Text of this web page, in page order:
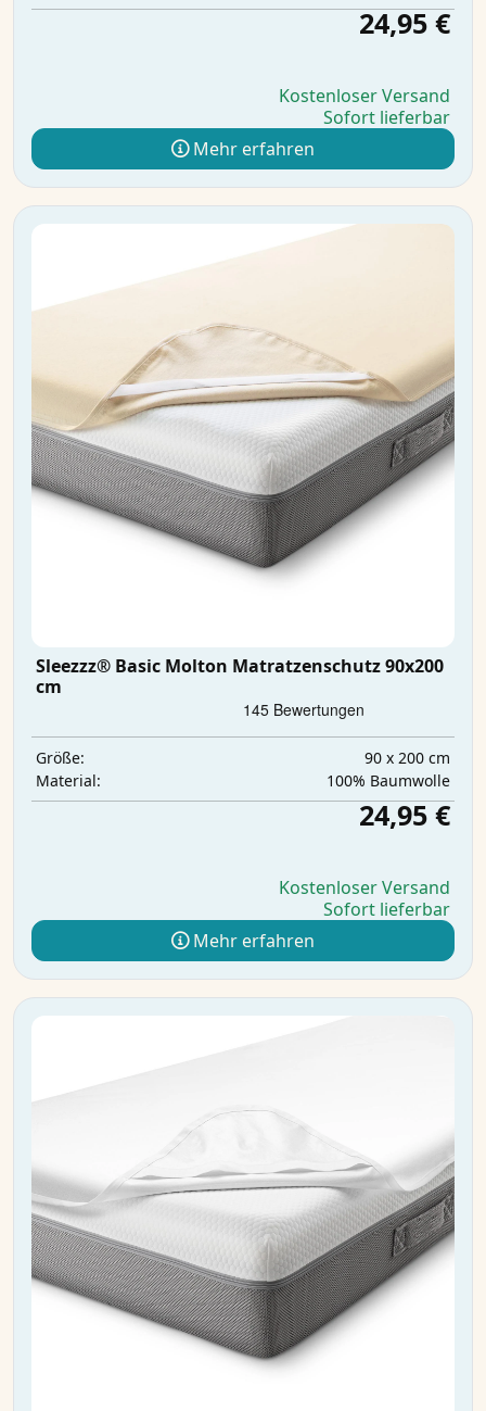
24,95 €
Kostenloser Versand
Sofort lieferbar
Mehr erfahren
Sleezzz® Basic Molton Matratzenschutz 90x200
cm
Größe:
90 x 200 cm
Material:
100% Baumwolle
24,95 €
Kostenloser Versand
Sofort lieferbar
Mehr erfahren